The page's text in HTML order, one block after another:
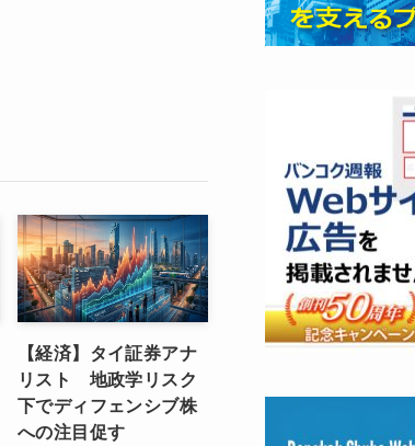
【経済】タイ証券アナ
リスト 地政学リスク
下でディフェンシブ株
への注目促す